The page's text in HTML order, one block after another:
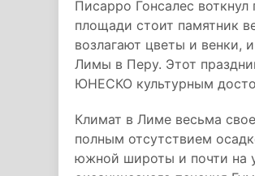
Писарро Гонсалес
площади стоит памятник
возлагают цветы и венки,
Лимы в Перу. Этот
ЮНЕСКО культурным
Климат в Лиме весьма
полным отсутствием
южной широты и почти на